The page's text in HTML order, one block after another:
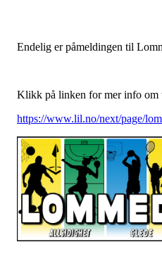
Endelig er påmeldingen til
Klikk på linken for mer info om
https://www.lil.no/next/page/